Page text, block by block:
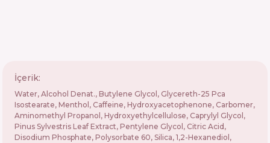
İçerik:
Water, Alcohol Denat., Butylene Glycol, Glycereth-25 Pca
Isostearate, Menthol, Caffeine, Hydroxyacetophenone, Carbomer,
Aminomethyl Propanol, Hydroxyethylcellulose, Caprylyl Glycol,
Pinus Sylvestris Leaf Extract, Pentylene Glycol, Citric Acid,
Disodium Phosphate, Polysorbate 60, Silica, 1,2-Hexanediol,